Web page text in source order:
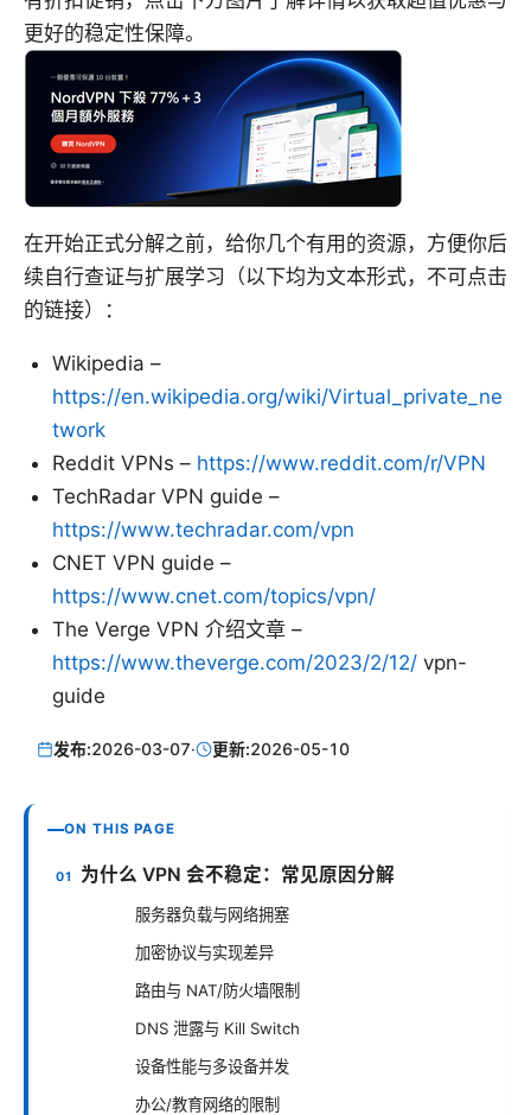
更好的稳定性保障。
在开始正式分解之前，给你几个有用的资源，方便你后
续自行查证与扩展学习（以下均为文本形式，不可点击
的链接）：
Wikipedia –
https://en.wikipedia.org/wiki/Virtual_private_ne
twork
Reddit VPNs – https://www.reddit.com/r/VPN
TechRadar VPN guide –
https://www.techradar.com/vpn
CNET VPN guide –
https://www.cnet.com/topics/vpn/
The Verge VPN 介绍文章 –
https://www.theverge.com/2023/2/12/ vpn-
guide
发布:2026-03-07· 更新:2026-05-10
ON THIS PAGE
为什么 VPN 会不稳定：常见原因分解
服务器负载与网络拥塞
加密协议与实现差异
路由与 NAT/防火墙限制
DNS 泄露与 Kill Switch
设备性能与多设备并发
办公/教育网络的限制